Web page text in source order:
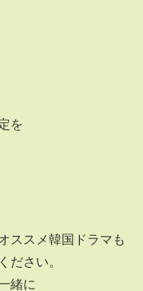
を
ススメ韓国ドラマも
ださい。
緒に